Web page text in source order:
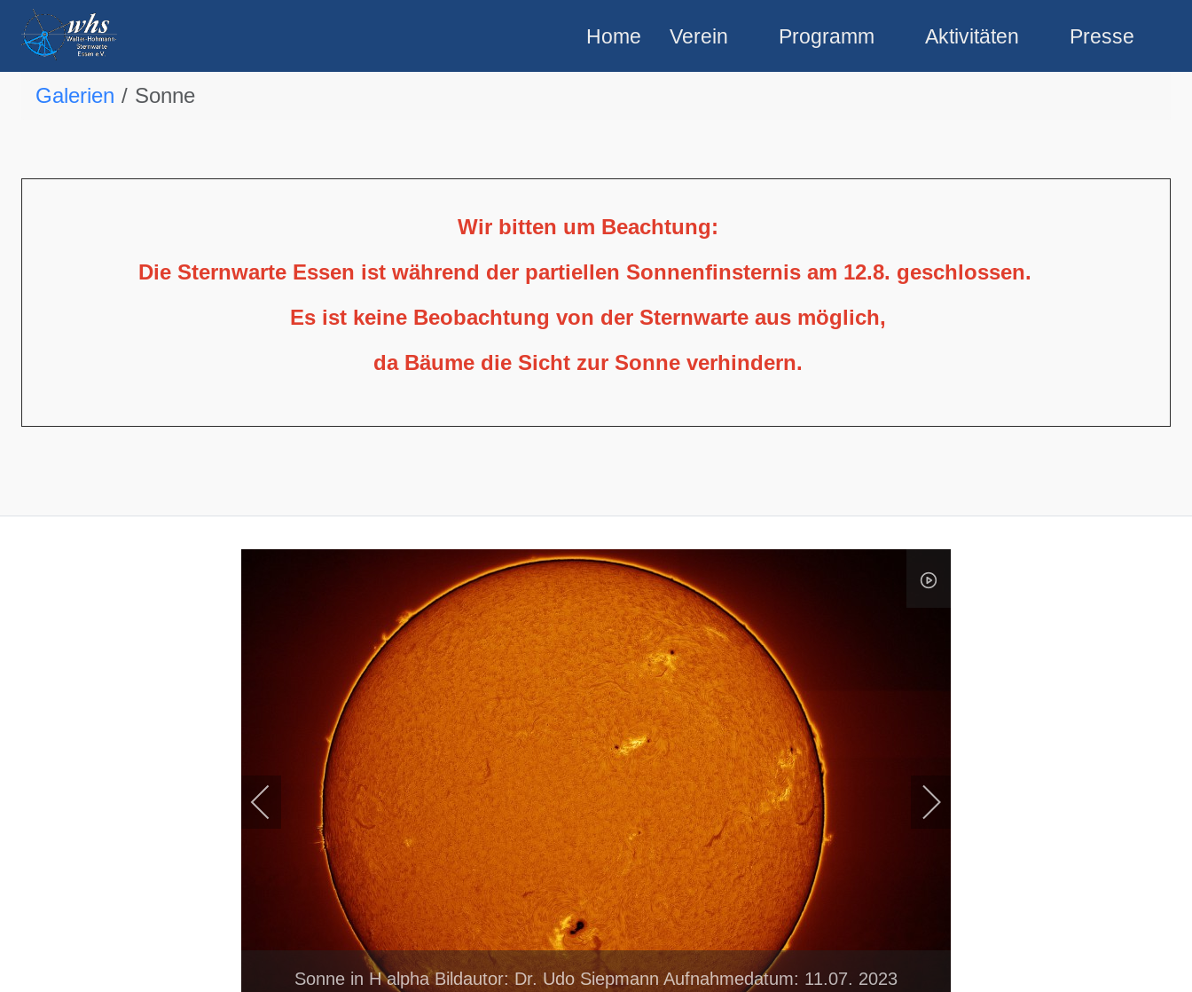
Home Verein Programm Aktivitäten Presse
Galerien Sonne
Wir bitten um Beachtung:
Die Sternwarte Essen ist während der partiellen Sonnenfinsternis am 12.8. geschlossen.
Es ist keine Beobachtung von der Sternwarte aus möglich,
da Bäume die Sicht zur Sonne verhindern.
Sonne in H alpha Bildautor: Dr. Udo Siepmann Aufnahmedatum: 11.07. 2023